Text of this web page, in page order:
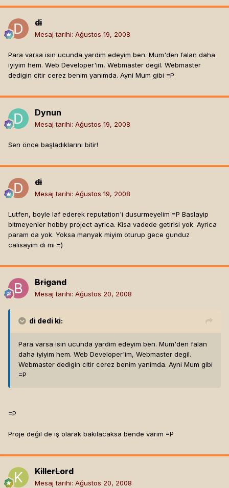
di
Mesaj tarihi: Ağustos 19, 2008
Para varsa isin ucunda yardim edeyim ben. Mum'den falan daha
iyiyim hem. Web Developer'im, Webmaster degil. Webmaster
dedigin citir cerez benim yanimda. Ayni Mum gibi =P
Dynun
Mesaj tarihi: Ağustos 19, 2008
Sen önce başladıklarını bitir!
di
Mesaj tarihi: Ağustos 19, 2008
Lutfen, boyle laf ederek reputation'i dusurmeyelim =P Baslayip
bitmeyenler hobby project ayrica. Kisa vadede getirisi yok. Ayrica
param da yok. Yoksa manyak miyim oturup gece gunduz
calisayim di mi =)
Brigand
Mesaj tarihi: Ağustos 20, 2008
di dedi ki:
Para varsa isin ucunda yardim edeyim ben. Mum'den falan
daha iyiyim hem. Web Developer'im, Webmaster degil.
Webmaster dedigin citir cerez benim yanimda. Ayni Mum gibi
=P
=P
Proje değil de iş olarak bakılacaksa bende varım =P
KillerLord
Mesaj tarihi: Ağustos 20, 2008